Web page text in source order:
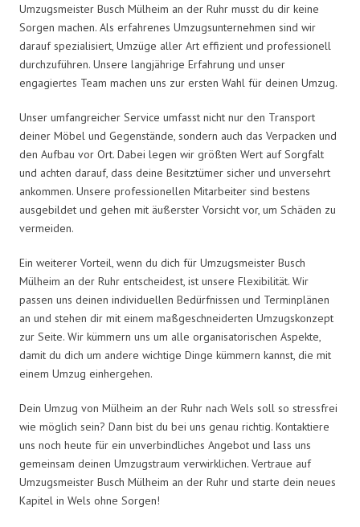
Umzugsmeister Busch Mülheim an der Ruhr musst du dir keine
Sorgen machen. Als erfahrenes Umzugsunternehmen sind wir
darauf spezialisiert, Umzüge aller Art effizient und professionell
durchzuführen. Unsere langjährige Erfahrung und unser
engagiertes Team machen uns zur ersten Wahl für deinen Umzug.
Unser umfangreicher Service umfasst nicht nur den Transport
deiner Möbel und Gegenstände, sondern auch das Verpacken und
den Aufbau vor Ort. Dabei legen wir größten Wert auf Sorgfalt
und achten darauf, dass deine Besitztümer sicher und unversehrt
ankommen. Unsere professionellen Mitarbeiter sind bestens
ausgebildet und gehen mit äußerster Vorsicht vor, um Schäden zu
vermeiden.
Ein weiterer Vorteil, wenn du dich für Umzugsmeister Busch
Mülheim an der Ruhr entscheidest, ist unsere Flexibilität. Wir
passen uns deinen individuellen Bedürfnissen und Terminplänen
an und stehen dir mit einem maßgeschneiderten Umzugskonzept
zur Seite. Wir kümmern uns um alle organisatorischen Aspekte,
damit du dich um andere wichtige Dinge kümmern kannst, die mit
einem Umzug einhergehen.
Dein Umzug von Mülheim an der Ruhr nach Wels soll so stressfrei
wie möglich sein? Dann bist du bei uns genau richtig. Kontaktiere
uns noch heute für ein unverbindliches Angebot und lass uns
gemeinsam deinen Umzugstraum verwirklichen. Vertraue auf
Umzugsmeister Busch Mülheim an der Ruhr und starte dein neues
Kapitel in Wels ohne Sorgen!